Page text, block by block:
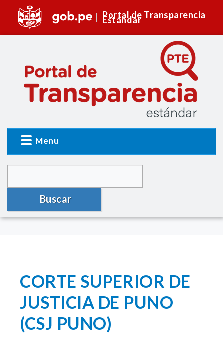
Portal de Transparencia
Estándar
Menu
Buscar
CORTE SUPERIOR DE
JUSTICIA DE PUNO
(CSJ PUNO)